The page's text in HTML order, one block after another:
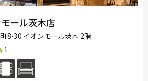
ール茨木店
8-30 イオンモール茨木 2階
1